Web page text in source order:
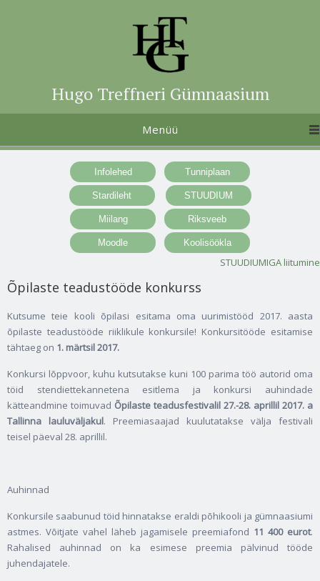
Hugo Treffneri Gümnaasium
Menüü
STUUDIUMIGA liitumine
Õpilaste teadustööde konkurss
Kutsume teie kooli õpilasi esitama oma uurimistööd 2017. aasta
õpilaste teadustööde riiklikule konkursile! Konkursitööde esitamise
tähtaeg on 1. märtsil 2017.
Konkursi lõppvoor, kuhu kutsutakse kuni 100 parima töö autorid oma
töid stendiettekannetena esitlema ja konkursi auhindade
kätteandmine toimuvad Õpilaste teadusfestivalil 27.-28. aprillil 2017. a
Tallinna lauluväljakul. Preemiasaajad kuulutatakse välja festivali
teisel päeval 28. aprillil.
Auhinnad
Konkursile saabunud töid hinnatakse eraldi põhikooli ja gümnaasiumi
astmes. Võitjate vahel läheb jagamisele preemiafond 11 400 eurot.
Rahalised auhinnad on ka esimese preemia pälvinud tööde
juhendajatele.